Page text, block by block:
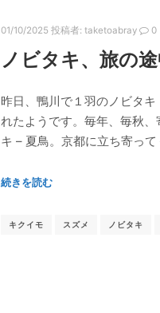
01/10/2025 投稿者: taketoabray 0
ノビタキ、旅の
昨日、鴨川で１羽のノビタ
れたようです。毎年、毎秋
キ – 夏鳥。京都に立ち寄っ
続きを読む
キクイモ スズメ ノビタキ